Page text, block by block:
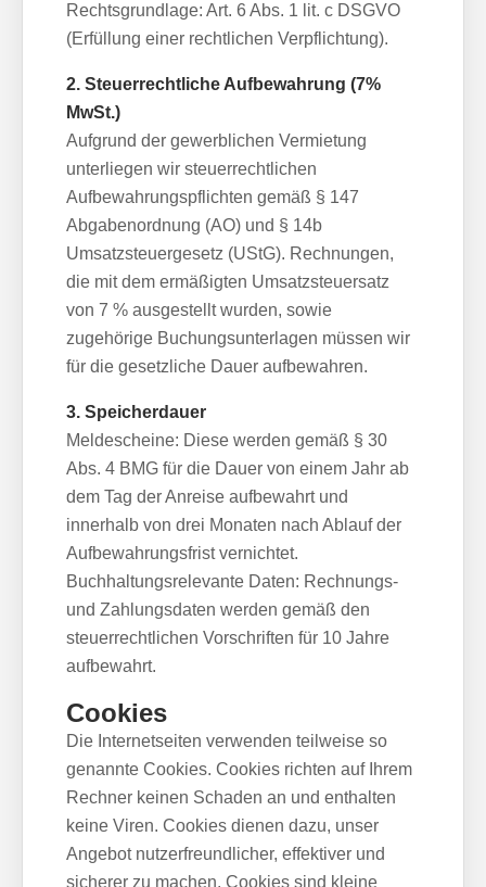
Rechtsgrundlage: Art. 6 Abs. 1 lit. c DSGVO
(Erfüllung einer rechtlichen Verpflichtung).
2. Steuerrechtliche Aufbewahrung (7%
MwSt.)
Aufgrund der gewerblichen Vermietung
unterliegen wir steuerrechtlichen
Aufbewahrungspflichten gemäß § 147
Abgabenordnung (AO) und § 14b
Umsatzsteuergesetz (UStG). Rechnungen,
die mit dem ermäßigten Umsatzsteuersatz
von 7 % ausgestellt wurden, sowie
zugehörige Buchungsunterlagen müssen wir
für die gesetzliche Dauer aufbewahren.
3. Speicherdauer
Meldescheine: Diese werden gemäß § 30
Abs. 4 BMG für die Dauer von einem Jahr ab
dem Tag der Anreise aufbewahrt und
innerhalb von drei Monaten nach Ablauf der
Aufbewahrungsfrist vernichtet.
Buchhaltungsrelevante Daten: Rechnungs-
und Zahlungsdaten werden gemäß den
steuerrechtlichen Vorschriften für 10 Jahre
aufbewahrt.
Cookies
Die Internetseiten verwenden teilweise so
genannte Cookies. Cookies richten auf Ihrem
Rechner keinen Schaden an und enthalten
keine Viren. Cookies dienen dazu, unser
Angebot nutzerfreundlicher, effektiver und
sicherer zu machen. Cookies sind kleine